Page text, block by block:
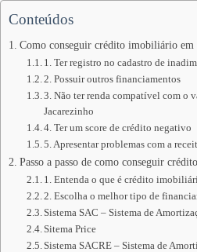
Conteúdos
Como conseguir crédito imobiliário em
1. Ter registro no cadastro de
2. Possuir outros financiamentos
3. Não ter renda compatível com o
Jacarezinho
4. Ter um score de crédito negativo
5. Apresentar problemas com a
Passo a passo de como conseguir
1. Entenda o que é crédito
2. Escolha o melhor tipo de
Sistema SAC – Sistema de
Sitema Price
Sistema SACRE – Sistema de